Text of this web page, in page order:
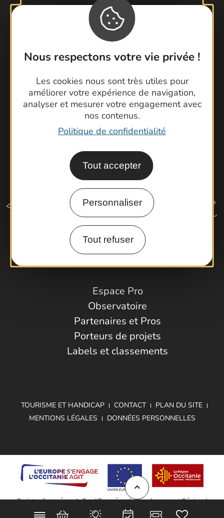
Nous respectons votre vie privée !
Les cookies nous sont très utiles pour
améliorer votre expérience de navigation,
analyser et mesurer votre engagement avec
nos contenus.
Politique de confidentialité
Tout accepter
Personnaliser
Tout refuser
Contactez-nous !
Foire aux questions
Brochures
Latitude Gard
Comment venir ?
Espace Pro
Observatoire
Partenaires et Pros
Porteurs de projets
Labels et classements
TOURISME ET HANDICAP CONTACT
PLAN DU SITE
MENTIONS LÉGALES
DONNÉES PERSONNELLES
Projet cofinancé par le Fond Européen de Développement Régional